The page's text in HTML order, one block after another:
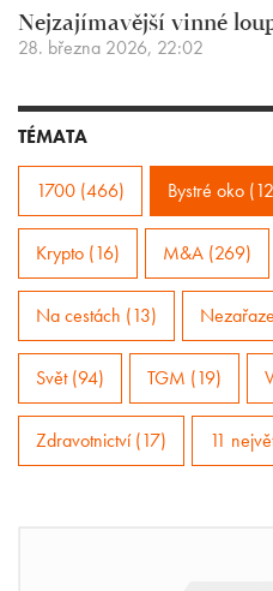
Nejzajímavější vinné
28. března 2026, 22:02
TÉMATA
1700 (466) Bystré oko
Krypto (16) M&A (269)
Na cestách (13)
Svět (94) TGM (19)
Zdravotnictví (17) 11